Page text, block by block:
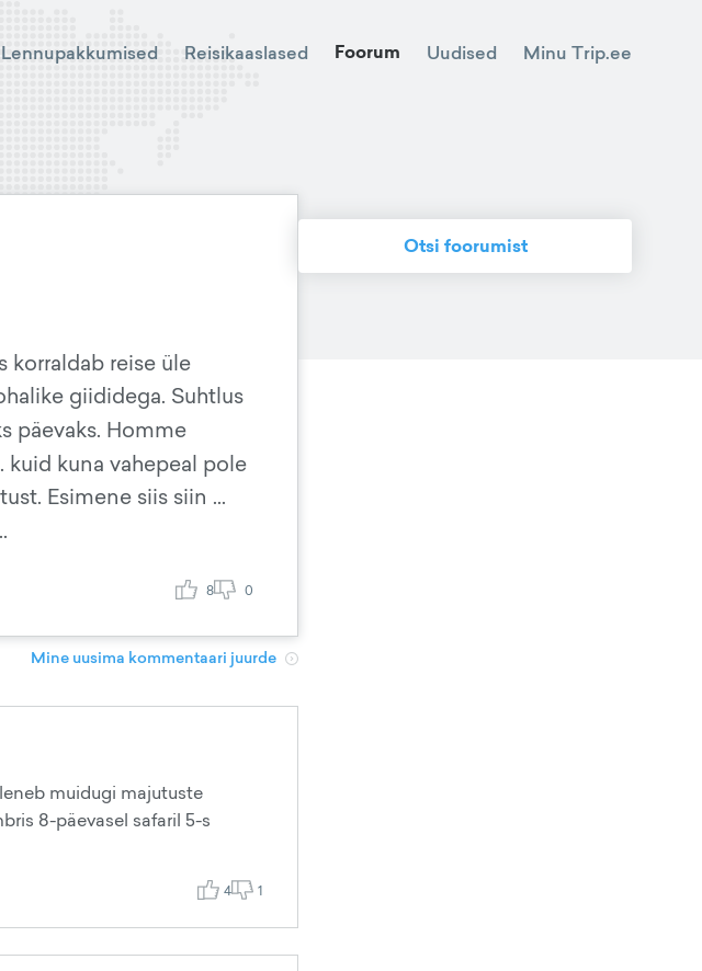
Lennupakkumised Reisikaaslased Foorum Uudised Minu Trip.ee
korraldab reise üle
giididega. Suhtlus
päevaks. Homme
kuid kuna vahepeal pole
Esimene siis siin ...
8 0
Mine uusima kommentaari juurde
muidugi majutuste
8-päevasel safaril 5-s
4 1
Otsi foorumist